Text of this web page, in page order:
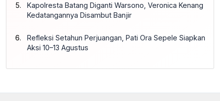
Kapolresta Batang Diganti Warsono, Veronica Kenang
Kedatangannya Disambut Banjir
Refleksi Setahun Perjuangan, Pati Ora Sepele Siapkan
Aksi 10–13 Agustus